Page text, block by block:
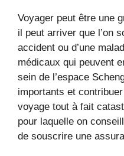
Voyager peut être une
il peut arriver que l’on
accident ou d’une
médicaux qui peuvent
sein de l’espace
importants et
voyage tout à fait
pour laquelle on
de souscrire une